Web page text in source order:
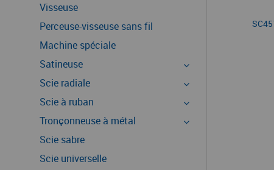
Visseuse
Perceuse-visseuse sans fil
Machine spéciale
Satineuse
Scie radiale
Scie à ruban
Tronçonneuse à métal
Scie sabre
Scie universelle